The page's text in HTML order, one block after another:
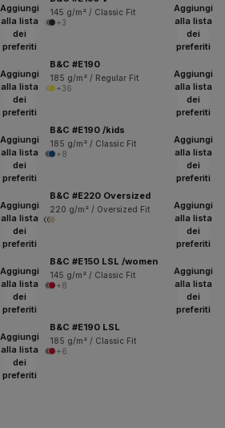
145 g/m² / Classic Fit
+3
Aggiungi
alla lista
dei
preferiti
Aggiungi
alla lista
dei
preferiti
B&C #E190
185 g/m² / Regular Fit
+36
Aggiungi
alla lista
dei
preferiti
Aggiungi
alla lista
dei
preferiti
B&C #E190 /kids
185 g/m² / Classic Fit
+8
Aggiungi
alla lista
dei
preferiti
Aggiungi
alla lista
dei
preferiti
B&C #E220 Oversized
220 g/m² / Oversized Fit
Aggiungi
alla lista
dei
preferiti
Aggiungi
alla lista
dei
preferiti
B&C #E150 LSL /women
145 g/m² / Classic Fit
+8
Aggiungi
alla lista
dei
preferiti
Aggiungi
alla lista
dei
preferiti
B&C #E190 LSL
185 g/m² / Classic Fit
+6
Aggiungi
alla lista
dei
preferiti